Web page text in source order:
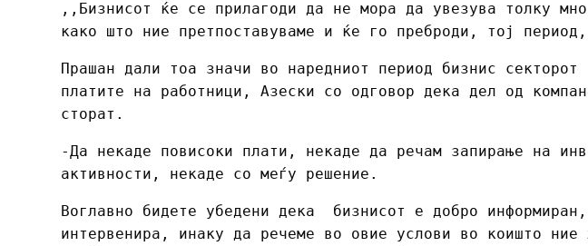
,,Бизнисот ќе се прилагоди да не мора да увезува толку
како што ние претпоставуваме и ќе го преброди, тој
Прашан дали тоа значи во наредниот период бизнис
платите на работници, Азески со одговор дека дел од
сторат.
-Да некаде повисоки плати, некаде да речам запирање на
активности, некаде со меѓу решение.
Воглавно бидете убедени дека бизнисот е добро
интервенира, инаку да речеме во овие услови во коишто ние